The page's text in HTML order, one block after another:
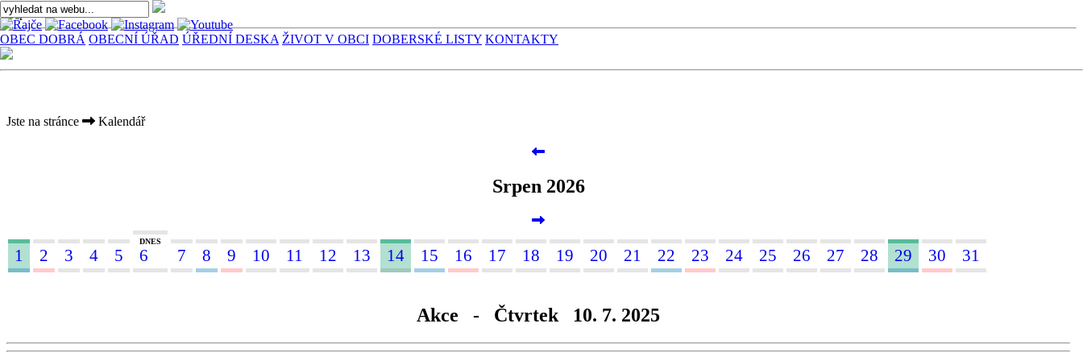
OBEC DOBRÁ OBECNÍ ÚŘAD ÚŘEDNÍ DESKA ŽIVOT V OBCI DOBERSKÉ LISTY KONTAKTY
Jste na stránce Kalendář
Srpen 2026
1 2 3 4 5
DNES
6 7 8 9 10 11 12 13 14 15 16 17 18 19 20 21 22 23 24 25 26 27 28 29 30 31
Akce - Čtvrtek 10. 7. 2025